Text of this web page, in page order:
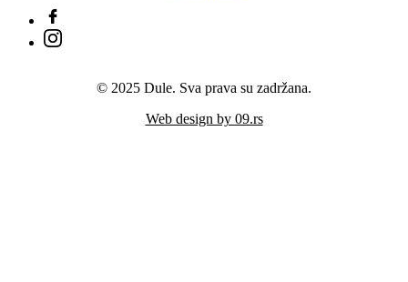
© 2025 Dule. Sva prava su zadržana.
Web design by 09.rs